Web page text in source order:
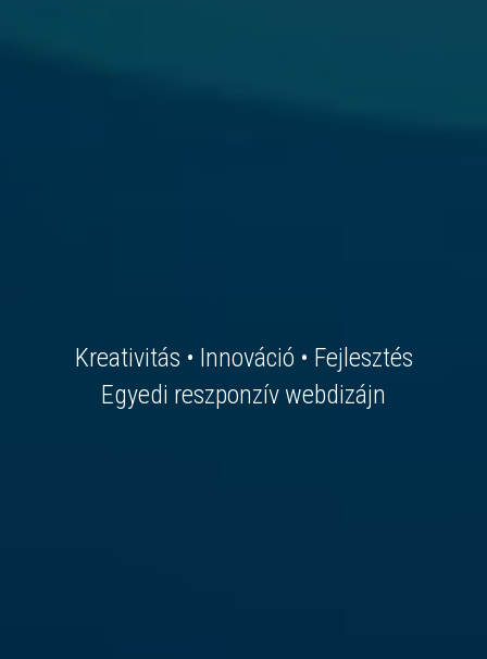
Kreativitás • Innováció • Fejlesztés
Egyedi reszponzív webdizájn